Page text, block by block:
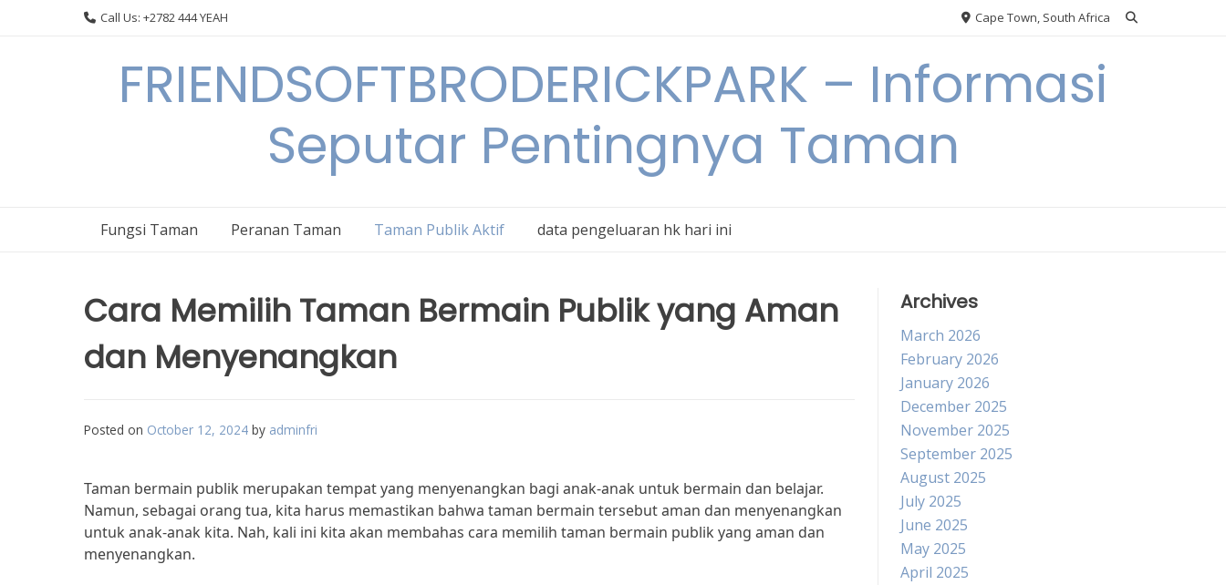
Call Us: +2782 444 YEAH Cape Town, South Africa
FRIENDSOFTBRODERICKPARK – Informasi
Seputar Pentingnya Taman
Fungsi Taman Peranan Taman Taman Publik Aktif data pengeluaran hk hari ini
Cara Memilih Taman Bermain Publik yang Aman
dan Menyenangkan
Posted on October 12, 2024 by adminfri
Taman bermain publik merupakan tempat yang menyenangkan bagi anak-anak untuk bermain dan belajar.
Namun, sebagai orang tua, kita harus memastikan bahwa taman bermain tersebut aman dan menyenangkan
untuk anak-anak kita. Nah, kali ini kita akan membahas cara memilih taman bermain publik yang aman dan
menyenangkan.
Archives
March 2026
February 2026
January 2026
December 2025
November 2025
September 2025
August 2025
July 2025
June 2025
May 2025
April 2025